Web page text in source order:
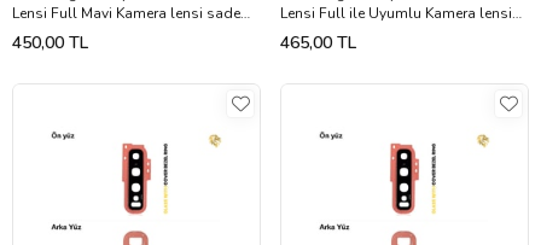
Lensi Full Mavi Kamera lensi sade
lens kamera camı kamera merceği
450,00 TL
Lensi Full ile Uyumlu Kamera lensi
sade lens kamera camı kamera
merceği
465,00 TL